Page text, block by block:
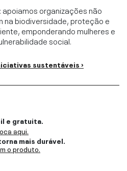
organizações não
na biodiversidade, proteção e
emponderando mulheres e
social.
sustentáveis ›
e gratuita.
aqui.
mais durável.
o produto.